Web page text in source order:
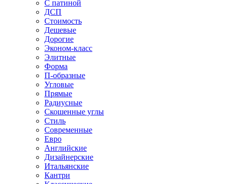
С патиной
ДСП
Стоимость
Дешевые
Дорогие
Эконом-класс
Элитные
Форма
П-образные
Угловые
Прямые
Радиусные
Скошенные углы
Стиль
Современные
Евро
Английские
Дизайнерские
Итальянские
Кантри